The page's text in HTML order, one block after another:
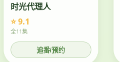
时光代理人
⭐ 9.1
全11集
追番/预约